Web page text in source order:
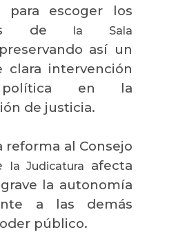
para escoger los
de
la Sala
así un
clara intervención
en la
de justicia.
reforma al Consejo
la Judicatura
afecta
la autonomía
a las demás
público.